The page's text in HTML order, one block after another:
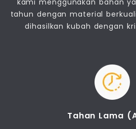
tahun dengan material
dihasilkan kubah dengan
Tahan Lama